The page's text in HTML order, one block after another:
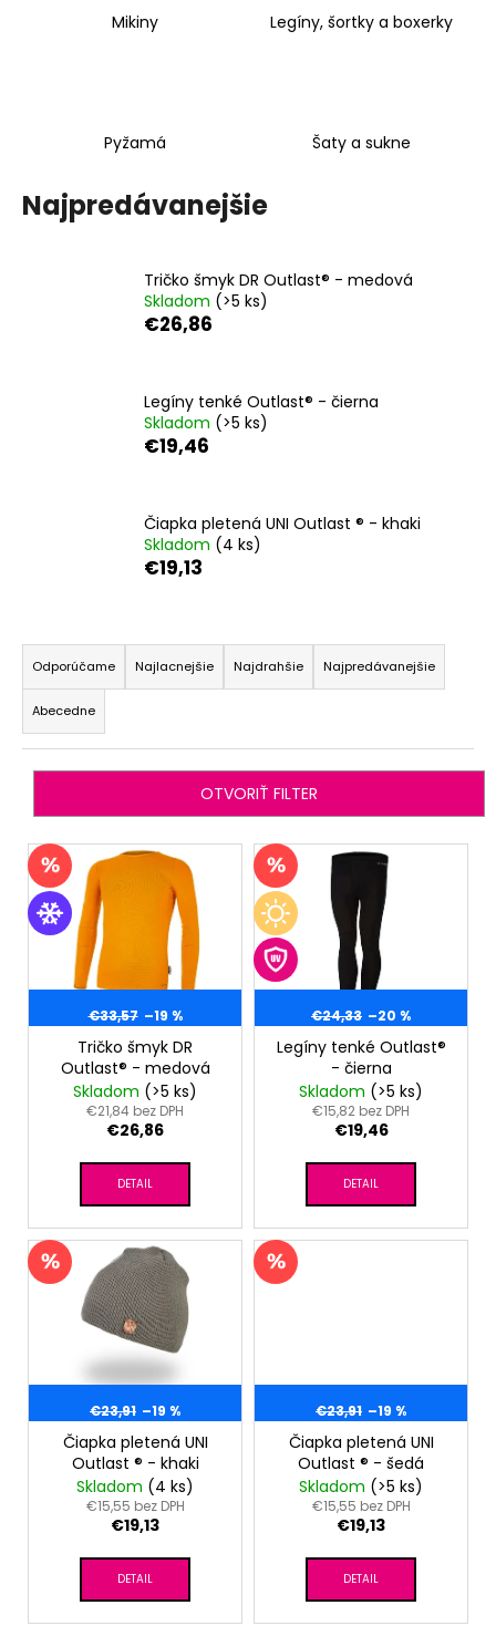
Mikiny Legíny, šortky a boxerky
Pyžamá Šaty a sukne
Najpredávanejšie
Tričko šmyk DR Outlast® - medová
Skladom (>5 ks)
€26,86
Legíny tenké Outlast® - čierna
Skladom (>5 ks)
€19,46
Čiapka pletená UNI Outlast ® - khaki
Skladom (4 ks)
€19,13
R
a
d
e
n
e
p
r
o
d
k
Odporúčame Najlacnejšie Najdrahšie Najpredávanejšie
Abecedne
OTVORIŤ FILTER
V
ý
p
p
r
v
€33,57 –19 %
Tričko šmyk DR
Outlast® - medová
Skladom (>5 ks)
€21,84 bez DPH
€26,86
DETAIL
€24,33 –20 %
Legíny tenké Outlast®
- čierna
Skladom (>5 ks)
€15,82 bez DPH
€19,46
DETAIL
€23,91 –19 %
Čiapka pletená UNI
Outlast ® - khaki
Skladom (4 ks)
€15,55 bez DPH
€19,13
DETAIL
€23,91 –19 %
Čiapka pletená UNI
Outlast ® - šedá
Skladom (>5 ks)
€15,55 bez DPH
€19,13
DETAIL
STYL
ANGEL
-
OUTLAST®
-
TM.
ŠEDÁ/
€3,74